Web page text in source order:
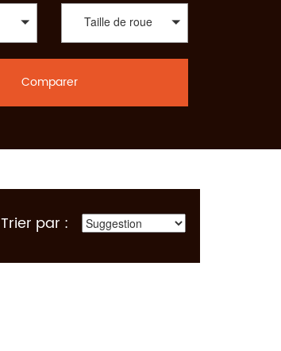
Taille de roue
Comparer
Trier par :